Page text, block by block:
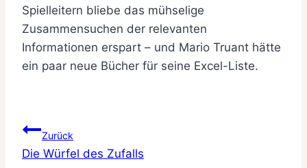
Spielleitern bliebe das mühselige
Zusammensuchen der relevanten
Informationen erspart – und Mario Truant hätte
ein paar neue Bücher für seine Excel-Liste.
Beitragsnavigation
Zurück
Die Würfel des Zufalls